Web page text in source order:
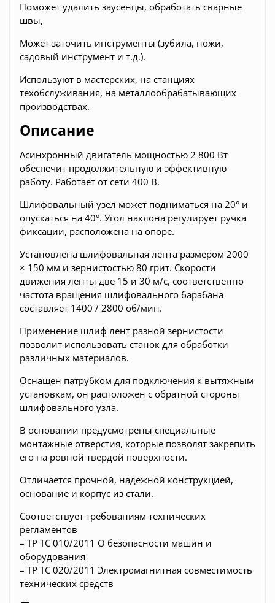
Поможет удалить заусенцы, обработать сварные
швы,
Может заточить инструменты (зубила, ножи,
садовый инструмент и т.д.).
Используют в мастерских, на станциях
техобслуживания, на металлообрабатывающих
производствах.
Описание
Асинхронный двигатель мощностью 2 800 Вт
обеспечит продолжительную и эффективную
работу. Работает от сети 400 В.
Шлифовальный узел может подниматься на 20° и
опускаться на 40°. Угол наклона регулирует ручка
фиксации, расположена на опоре.
Установлена шлифовальная лента размером 2000
× 150 мм и зернистостью 80 грит. Скорости
движения ленты две 15 и 30 м/с, соответственно
частота вращения шлифовального барабана
составляет 1400 / 2800 об/мин.
Применение шлиф лент разной зернистости
позволит использовать станок для обработки
различных материалов.
Оснащен патрубком для подключения к вытяжным
установкам, он расположен с обратной стороны
шлифовального узла.
В основании предусмотрены специальные
монтажные отверстия, которые позволят закрепить
его на ровной твердой поверхности.
Отличается прочной, надежной конструкцией,
основание и корпус из стали.
Соответствует требованиям технических
регламентов
– ТР ТС 010/2011 О безопасности машин и
оборудования
– ТР ТС 020/2011 Электромагнитная совместимость
технических средств